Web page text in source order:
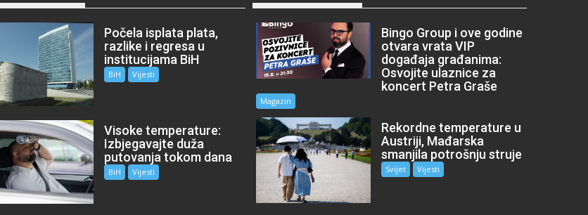
Počela isplata plata,
razlike i regresa u
institucijama BiH
BiH Vijesti
Visoke temperature:
Izbjegavajte duža
putovanja tokom dana
BiH Vijesti
Bingo Group i ove godine
otvara vrata VIP
događaja građanima:
Osvojite ulaznice za
koncert Petra Graše
Magazin
Rekordne temperature u
Austriji, Mađarska
smanjila potrošnju struje
Svijet Vijesti